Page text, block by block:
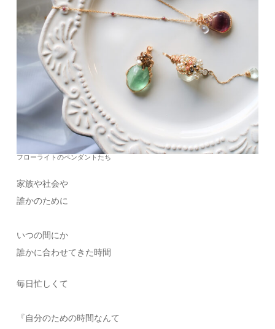
フローライトのペンダントたち
家族や社会や
誰かのために
いつの間にか
誰かに合わせてきた時間
毎日忙しくて
『自分のための時間なんて